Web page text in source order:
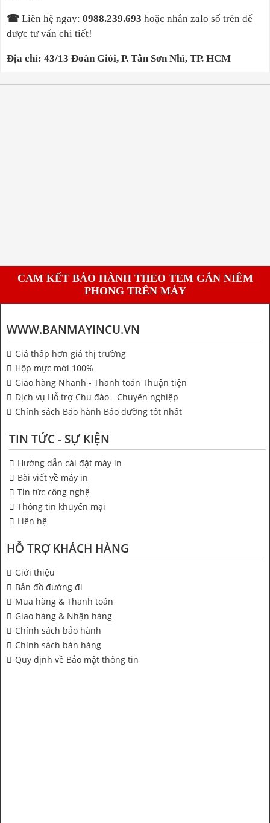
☎ Liên hệ ngay: 0988.239.693 hoặc nhắn zalo số trên để
được tư vấn chi tiết!
Địa chỉ: 43/13 Đoàn Giỏi, P. Tân Sơn Nhì, TP. HCM
CAM KẾT BẢO HÀNH THEO TEM GẮN NIÊM
PHONG TRÊN MÁY
WWW.BANMAYINCU.VN
Giá thấp hơn giá thị trường
Hộp mực mới 100%
Giao hàng Nhanh - Thanh toán Thuận tiện
Dịch vụ Hỗ trợ Chu đáo - Chuyên nghiệp
Chính sách Bảo hành Bảo dưỡng tốt nhất
TIN TỨC - SỰ KIỆN
Hướng dẫn cài đặt máy in
Bài viết về máy in
Tin tức công nghệ
Thông tin khuyến mại
Liên hệ
HỖ TRỢ KHÁCH HÀNG
Giới thiệu
Bản đồ đường đi
Mua hàng & Thanh toán
Giao hàng & Nhận hàng
Chính sách bảo hành
Chính sách bán hàng
Quy định về Bảo mật thông tin